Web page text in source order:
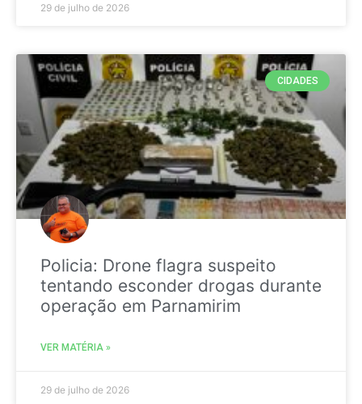
29 de julho de 2026
CIDADES
Policia: Drone flagra suspeito
tentando esconder drogas durante
operação em Parnamirim
VER MATÉRIA »
29 de julho de 2026